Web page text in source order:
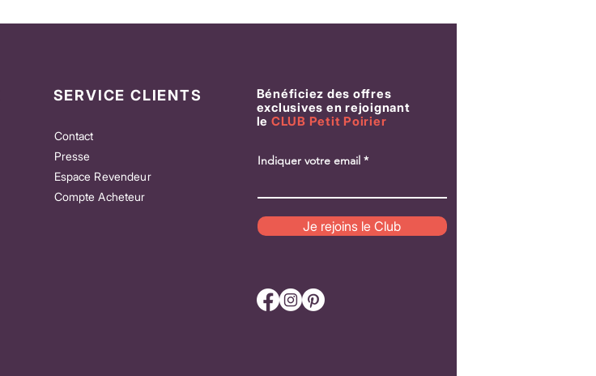
cultiver la joie simple
SERVICE CLIENTS
Contact
Presse
Espace Revendeur
Compte Acheteur
Bénéficiez des offres
exclusives en rejoignant
le CLUB Petit Poirier
Indiquer votre email
Je rejoins le Club